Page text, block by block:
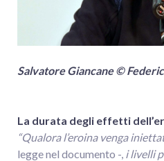
Salvatore Giancane ©
La durata degli effetti
“Qualora l’eroina venga
legge nel documento -, i livelli